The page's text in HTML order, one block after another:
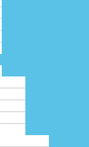
max
Разбитый